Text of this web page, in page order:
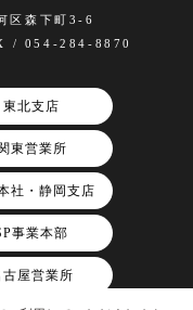
区森下町3-6
/ 054-284-8870
東北支店
東営業所
社・静岡支店
事業本部
古屋営業所